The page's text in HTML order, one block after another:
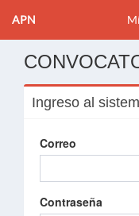
APN
Ingreso al
Correo
Contraseña